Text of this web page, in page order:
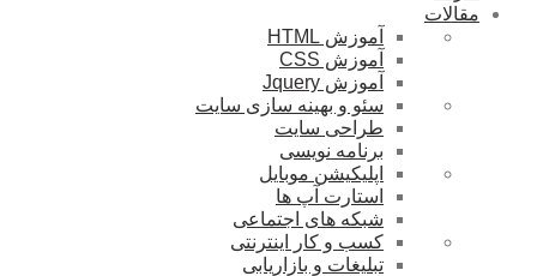
مقالات
آموزش HTML
آموزش CSS
آموزش Jquery
سئو و بهینه سازی سایت
طراحی سایت
برنامه نویسی
اپلیکیشن موبایل
استارت آپ ها
شبکه های اجتماعی
کسب و کار اینترنتی
تبلیغات و بازاریابی